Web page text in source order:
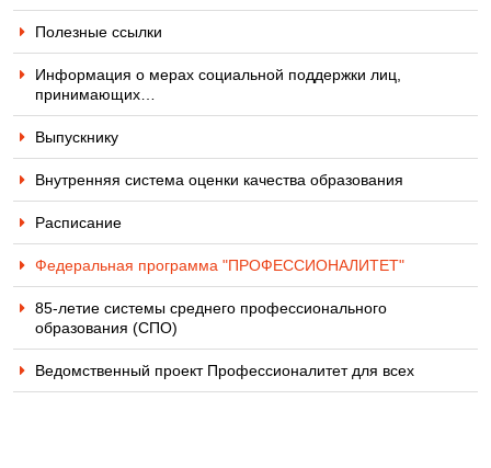
Полезные ссылки
Информация о мерах социальной поддержки лиц,
принимающих…
Выпускнику
Внутренняя система оценки качества образования
Расписание
Федеральная программа "ПРОФЕССИОНАЛИТЕТ"
85-летие системы среднего профессионального
образования (СПО)
Ведомственный проект Профессионалитет для всех